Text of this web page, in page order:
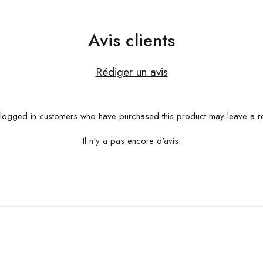
Avis clients
Rédiger un avis
Il n'y a pas encore d'avis.
in customers who have purchased this product may leave a